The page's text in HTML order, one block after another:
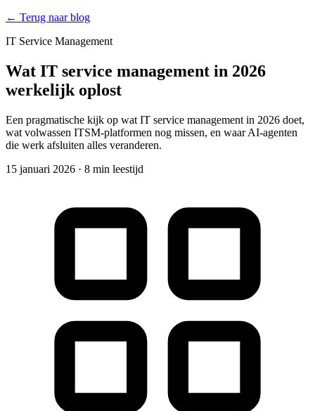
← Terug naar blog
IT Service Management
Wat IT service management in 2026
werkelijk oplost
Een pragmatische kijk op wat IT service management in 2026 doet,
wat volwassen ITSM-platformen nog missen, en waar AI-agenten
die werk afsluiten alles veranderen.
15 januari 2026 · 8 min leestijd